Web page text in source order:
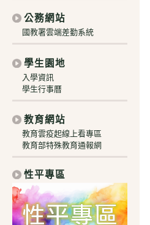
公務網站
國教署雲端差勤系統
學生園地
入學資訊
學生行事曆
教育網站
教育雲疫起線上看專區
教育部特殊教育通報網
性平專區